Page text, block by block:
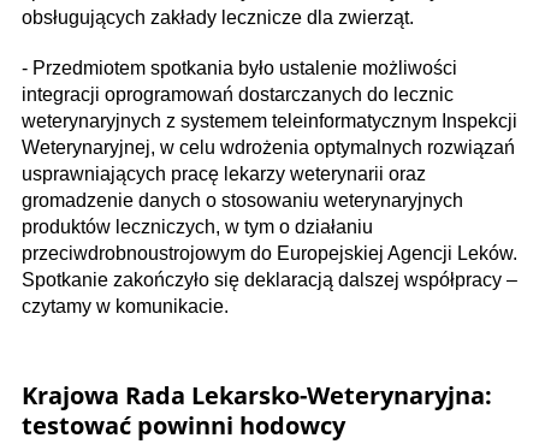
obsługujących zakłady lecznicze dla zwierząt.
- Przedmiotem spotkania było ustalenie możliwości
integracji oprogramowań dostarczanych do lecznic
weterynaryjnych z systemem teleinformatycznym Inspekcji
Weterynaryjnej, w celu wdrożenia optymalnych rozwiązań
usprawniających pracę lekarzy weterynarii oraz
gromadzenie danych o stosowaniu weterynaryjnych
produktów leczniczych, w tym o działaniu
przeciwdrobnoustrojowym do Europejskiej Agencji Leków.
Spotkanie zakończyło się deklaracją dalszej współpracy –
czytamy w komunikacie.
Krajowa Rada Lekarsko-Weterynaryjna:
testować powinni hodowcy